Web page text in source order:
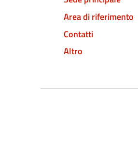
Area di riferimento
Contatti
Altro